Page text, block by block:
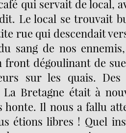
qui servait de local,
Le local se trouvait
rue qui descendait
sang de nos
front dégoulinant de
sur les quais.
La Bretagne était à
honte. Il nous a fallu
étions libres ! Quel